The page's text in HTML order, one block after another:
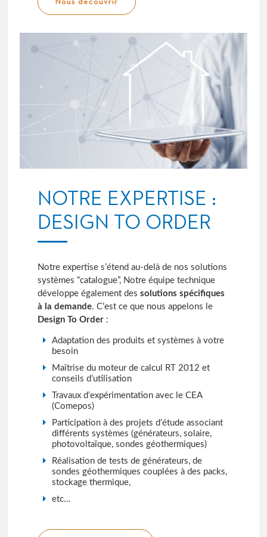
Nous découvrir
NOTRE EXPERTISE :
DESIGN TO ORDER
Notre expertise s’étend au-delà de nos solutions
systèmes “catalogue”, Notre équipe technique
développe également dessolutions spécifiques
à la demande. C’est ce que nous appelons le
Design To Order :
Adaptation des produits et systèmes à votre
besoin
Maîtrise du moteur de calcul RT 2012 et
conseils d’utilisation
Travaux d’expérimentation avec le CEA
(Comepos)
Participation à des projets d’étude associant
différents systèmes (générateurs, solaire,
photovoltaïque, sondes géothermiques)
Réalisation de tests de générateurs, de
sondes géothermiques couplées à des packs,
stockage thermique,
etc…